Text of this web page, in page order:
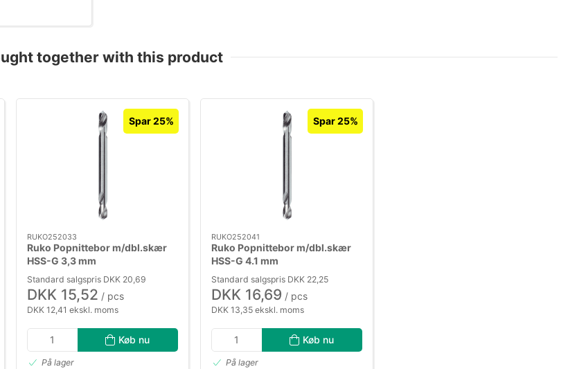
together with this product
Spar 25%
RUKO252033
Ruko Popnittebor m/dbl.skær
HSS-G 3,3 mm
Standard salgspris DKK 20,69
DKK 15,52 / pcs
DKK 12,41 ekskl. moms
Køb nu
På lager
Spar 25%
RUKO252041
Ruko Popnittebor m/dbl.skær
HSS-G 4.1 mm
Standard salgspris DKK 22,25
DKK 16,69 / pcs
DKK 13,35 ekskl. moms
Køb nu
På lager